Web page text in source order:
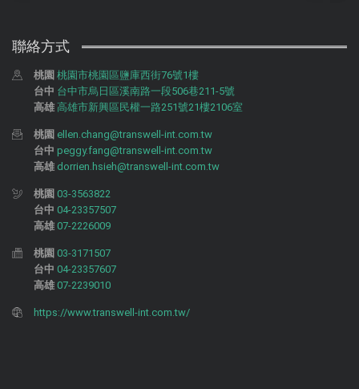
聯絡方式
桃園 桃園市桃園區鹽庫西街76號1樓
台中 台中市烏日區溪南路一段506巷211-5號
高雄 高雄市新興區民權一路251號21樓2106室
桃園 ellen.chang@transwell-int.com.tw
台中 peggy.fang@transwell-int.com.tw
高雄 dorrien.hsieh@transwell-int.com.tw
桃園 03-3563822
台中 04-23357507
高雄 07-2226009
桃園 03-3171507
台中 04-23357607
高雄 07-2239010
https://www.transwell-int.com.tw/